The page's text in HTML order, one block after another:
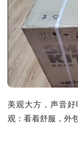
美观大方，声音
观：看着舒服，外